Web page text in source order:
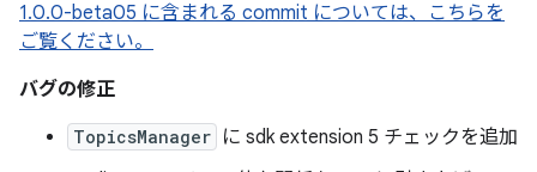
1.0.0-beta05 に含まれる commit については、こちらを
ご覧ください。
バグの修正
TopicsManager に sdk extension 5 チェックを追加